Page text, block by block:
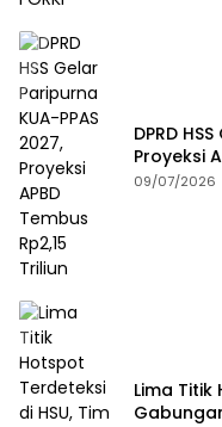
DPRD
Proyeksi
09/07/2026
Lima Titik